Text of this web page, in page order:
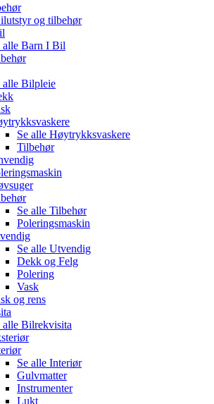
og tilbehør
alle Barn I Bil
alle Bilpleie
Se alle Høytrykksvaskere
Tilbehør
Se alle Tilbehør
Poleringsmaskin
Se alle Utvendig
Dekk og Felg
Polering
Vask
og rens
alle Bilrekvisita
Se alle Interiør
Gulvmatter
Instrumenter
Lukt